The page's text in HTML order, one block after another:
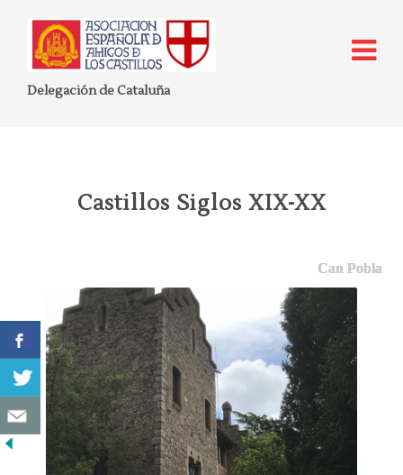
Delegación de Cataluña
Castillos Siglos XIX-XX
Can Pobla